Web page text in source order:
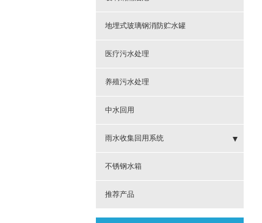
地埋式玻璃钢消防贮水罐
医疗污水处理
养殖污水处理
中水回用
雨水收集回用系统
- 玻璃钢雨水收集池
不锈钢水箱
推荐产品